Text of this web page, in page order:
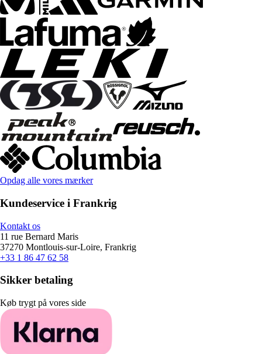
Opdag alle vores mærker
Kundeservice i Frankrig
Kontakt os
11 rue Bernard Maris
37270 Montlouis-sur-Loire, Frankrig
+33 1 86 47 62 58
Sikker betaling
Køb trygt på vores side